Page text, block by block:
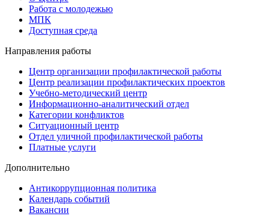
Работа с молодежью
МПК
Доступная среда
Направления работы
Центр организации профилактической работы
Центр реализации профилактических проектов
Учебно-методический центр
Информационно-аналитический отдел
Категории конфликтов
Ситуационный центр
Отдел уличной профилактической работы
Платные услуги
Дополнительно
Антикоррупционная политика
Календарь событий
Вакансии